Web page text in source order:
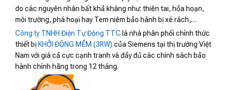
do các nguyên nhân bất khả kháng như: thiên tai, hỏa hoạn,
môi trường, phá hoại hay Tem niêm bảo hành bị xé rách,…
Công ty TNHH Điện Tự Động TTC là nhà phân phối chính thức
thiết bị KHỞI ĐỘNG MỀM (3RW) của Siemens tại thị trường Việt
Nam với giá cả cực cạnh tranh và đầy đủ các chính sách bảo
hành chính hãng trong 12 tháng.